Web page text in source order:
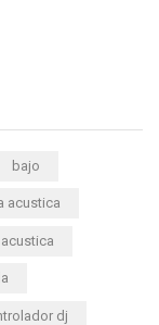
bajo
acustica
dj